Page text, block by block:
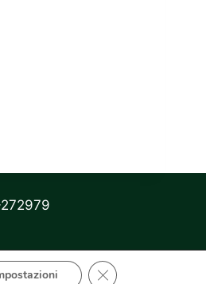
Close GDPR Cookie